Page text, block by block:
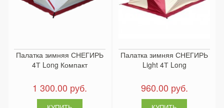
Палатка зимняя СНЕГИРЬ
4Т Long Компакт
1 300.00 руб.
Палатка зимняя СНЕГИРЬ
Light 4Т Long
960.00 руб.